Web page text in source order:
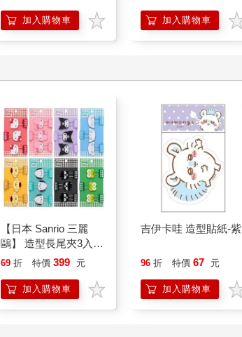
加入購物車 加入購物車
【日本 Sanrio 三麗
鷗】 造型長尾夾3入組
(8款可選) 凱蒂貓 Hello
企鵝
69 折 特價 399 元
加入購物車
吉伊卡哇 造型貼紙-紫
96 折 特價 67 元
加入購物車